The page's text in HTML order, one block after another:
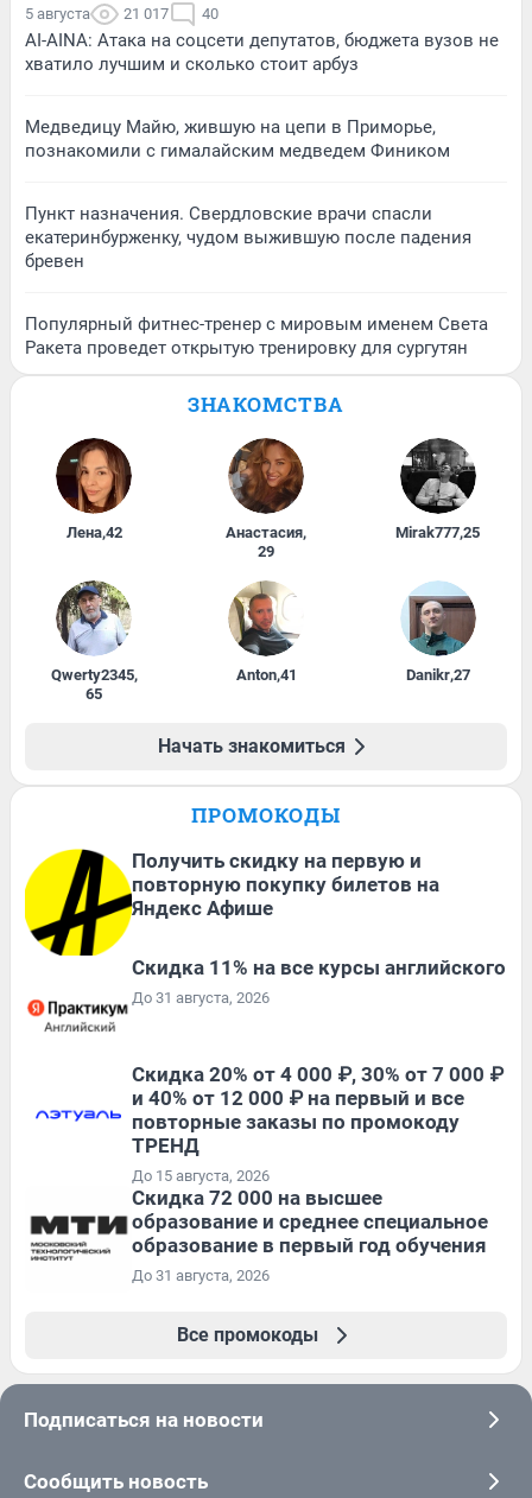
5 августа 21 017 40
AI-AINA: Атака на соцсети депутатов, бюджета вузов не
хватило лучшим и сколько стоит арбуз
Медведицу Майю, жившую на цепи в Приморье,
познакомили с гималайским медведем Фиником
Пункт назначения. Свердловские врачи спасли
екатеринбурженку, чудом выжившую после падения
бревен
Популярный фитнес-тренер с мировым именем Света
Ракета проведет открытую тренировку для сургутян
ЗНАКОМСТВА
Лена,42 Анастасия,
29
Mirak777,25
Qwerty2345,
65
Anton,41 Danikr,27
Начать знакомиться
ПРОМОКОДЫ
Получить скидку на первую и
повторную покупку билетов на
Яндекс Афише
Скидка 11% на все курсы английского
До 31 августа, 2026
Скидка 20% от 4 000 ₽, 30% от 7 000 ₽
и 40% от 12 000 ₽ на первый и все
повторные заказы по промокоду
ТРЕНД
До 15 августа, 2026
Скидка 72 000 на высшее
образование и среднее специальное
образование в первый год обучения
До 31 августа, 2026
Все промокоды
Подписаться на новости
Сообщить новость